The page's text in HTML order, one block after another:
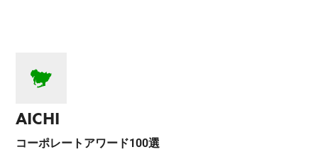
AICHI
コーポレートアワード100選